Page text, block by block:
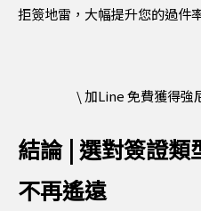
拒簽地雷，大幅提升您的過件
\ 加Line 免費獲得強
結論 | 選對簽證
不再遙遠